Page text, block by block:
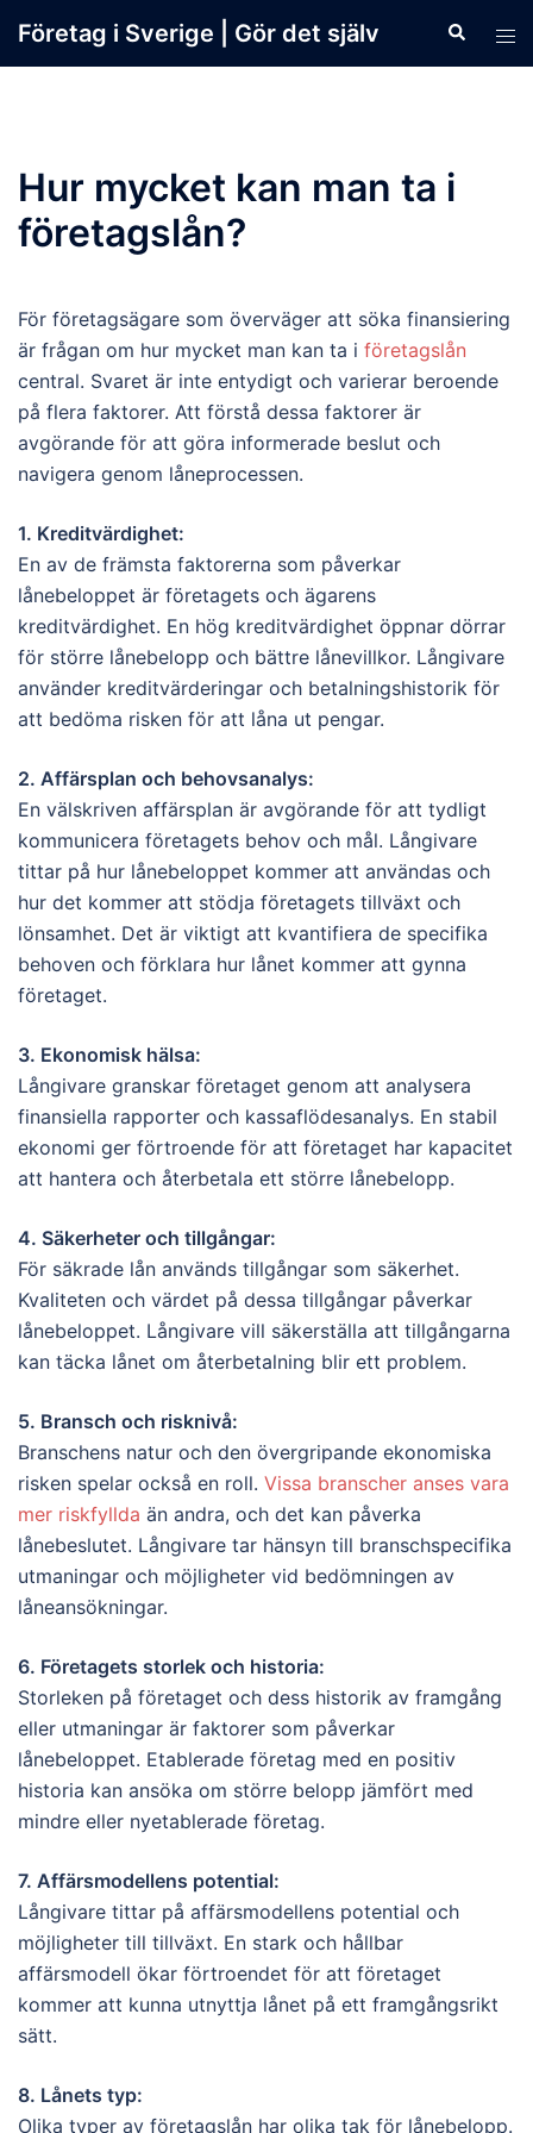
Företag i Sverige | Gör det själv Search
Hur mycket kan man ta i
företagslån?
För företagsägare som överväger att söka finansiering
är frågan om hur mycket man kan ta i företagslån
central. Svaret är inte entydigt och varierar beroende
på flera faktorer. Att förstå dessa faktorer är
avgörande för att göra informerade beslut och
navigera genom låneprocessen.
1. Kreditvärdighet:
En av de främsta faktorerna som påverkar
lånebeloppet är företagets och ägarens
kreditvärdighet. En hög kreditvärdighet öppnar dörrar
för större lånebelopp och bättre lånevillkor. Långivare
använder kreditvärderingar och betalningshistorik för
att bedöma risken för att låna ut pengar.
2. Affärsplan och behovsanalys:
En välskriven affärsplan är avgörande för att tydligt
kommunicera företagets behov och mål. Långivare
tittar på hur lånebeloppet kommer att användas och
hur det kommer att stödja företagets tillväxt och
lönsamhet. Det är viktigt att kvantifiera de specifika
behoven och förklara hur lånet kommer att gynna
företaget.
3. Ekonomisk hälsa:
Långivare granskar företaget genom att analysera
finansiella rapporter och kassaflödesanalys. En stabil
ekonomi ger förtroende för att företaget har kapacitet
att hantera och återbetala ett större lånebelopp.
4. Säkerheter och tillgångar:
För säkrade lån används tillgångar som säkerhet.
Kvaliteten och värdet på dessa tillgångar påverkar
lånebeloppet. Långivare vill säkerställa att tillgångarna
kan täcka lånet om återbetalning blir ett problem.
5. Bransch och risknivå:
Branschens natur och den övergripande ekonomiska
risken spelar också en roll. Vissa branscher anses vara
mer riskfyllda än andra, och det kan påverka
lånebeslutet. Långivare tar hänsyn till branschspecifika
utmaningar och möjligheter vid bedömningen av
låneansökningar.
6. Företagets storlek och historia:
Storleken på företaget och dess historik av framgång
eller utmaningar är faktorer som påverkar
lånebeloppet. Etablerade företag med en positiv
historia kan ansöka om större belopp jämfört med
mindre eller nyetablerade företag.
7. Affärsmodellens potential:
Långivare tittar på affärsmodellens potential och
möjligheter till tillväxt. En stark och hållbar
affärsmodell ökar förtroendet för att företaget
kommer att kunna utnyttja lånet på ett framgångsrikt
sätt.
8. Lånets typ:
Olika typer av företagslån har olika tak för lånebelopp.